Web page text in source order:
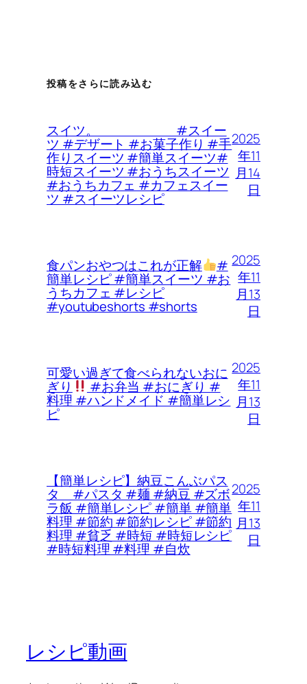
投稿をさらに読み込む
スイツ。 #スイー
ツ #デザート #お菓子作り #手
作りスイーツ #簡単スイーツ#
時短スイーツ #おうちスイーツ
#おうちカフェ #カフェスイー
ツ #スイーツレシピ
2025
年11
月14
日
食パンおやつはこれが正解 #
簡単レシピ #簡単スイーツ #お
うちカフェ #レシピ
#youtubeshorts #shorts
2025
年11
月13
日
可愛い過ぎて食べられないおに
ぎり #お弁当 #おにぎり #
料理 #ハンドメイド #簡単レシ
ピ
2025
年11
月13
日
【簡単レシピ】納豆こんぶパス
タ #パスタ #麺 #納豆 #ズボ
ラ飯 #簡単レシピ #簡単 #簡単
料理 #節約 #節約レシピ #節約
料理 #貧乏 #時短 #時短レシピ
#時短料理 #料理 #自炊
2025
年11
月13
日
レシピ動画